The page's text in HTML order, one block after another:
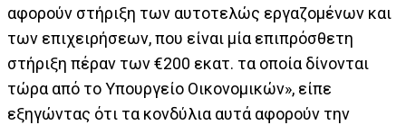
αφορούν στήριξη των αυτοτελώς εργαζομένων και
των επιχειρήσεων, που είναι μία επιπρόσθετη
στήριξη πέραν των €200 εκατ. τα οποία δίνονται
τώρα από το Υπουργείο Οικονομικών», είπε
εξηγώντας ότι τα κονδύλια αυτά αφορούν την